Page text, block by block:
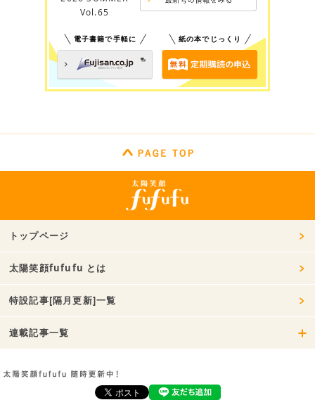
Vol.65
電子書籍で手軽に 紙の本でじっくり
トップページ
太陽笑顔fufufu とは
特設記事[隔月更新]一覧
連載記事一覧